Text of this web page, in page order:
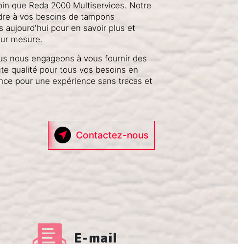
que Reda 2000 Multiservices. Notre
à vos besoins de tampons
aujourd'hui pour en savoir plus et
mesure.
nous engageons à vous fournir des
qualité pour tous vos besoins en
pour une expérience sans tracas et
Contactez-nous
E-mail